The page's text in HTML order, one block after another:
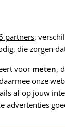
partners,
die zorgen
voor meten,
onze
af op jouw
advertenties